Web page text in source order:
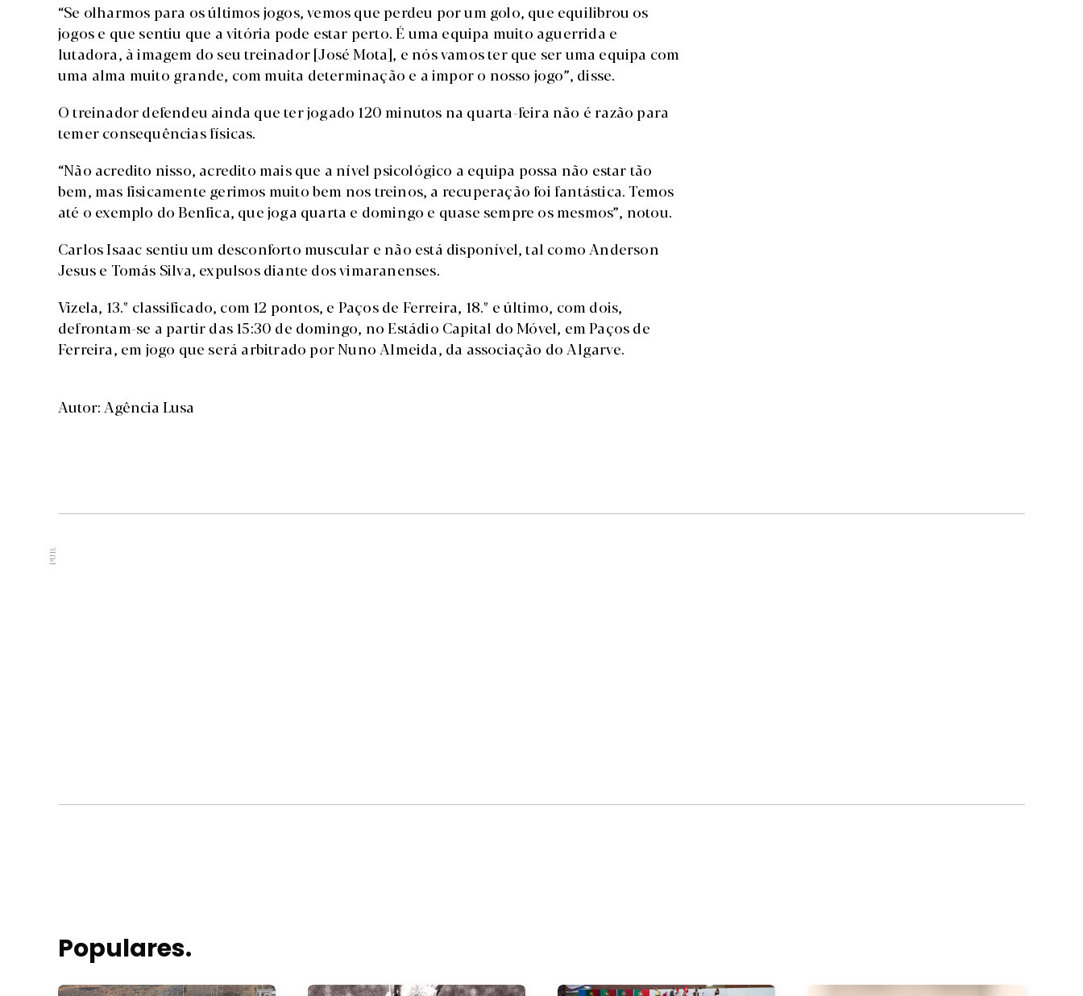
“Se olharmos para os últimos jogos, vemos que perdeu por um golo, que equilibrou os
jogos e que sentiu que a vitória pode estar perto. É uma equipa muito aguerrida e
lutadora, à imagem do seu treinador [José Mota], e nós vamos ter que ser uma equipa com
uma alma muito grande, com muita determinação e a impor o nosso jogo”, disse.
O treinador defendeu ainda que ter jogado 120 minutos na quarta-feira não é razão para
temer consequências físicas.
“Não acredito nisso, acredito mais que a nível psicológico a equipa possa não estar tão
bem, mas fisicamente gerimos muito bem nos treinos, a recuperação foi fantástica. Temos
até o exemplo do Benfica, que joga quarta e domingo e quase sempre os mesmos”, notou.
Carlos Isaac sentiu um desconforto muscular e não está disponível, tal como Anderson
Jesus e Tomás Silva, expulsos diante dos vimaranenses.
Vizela, 13.º classificado, com 12 pontos, e Paços de Ferreira, 18.º e último, com dois,
defrontam-se a partir das 15:30 de domingo, no Estádio Capital do Móvel, em Paços de
Ferreira, em jogo que será arbitrado por Nuno Almeida, da associação do Algarve.
Autor: Agência Lusa
PUB.
Populares.